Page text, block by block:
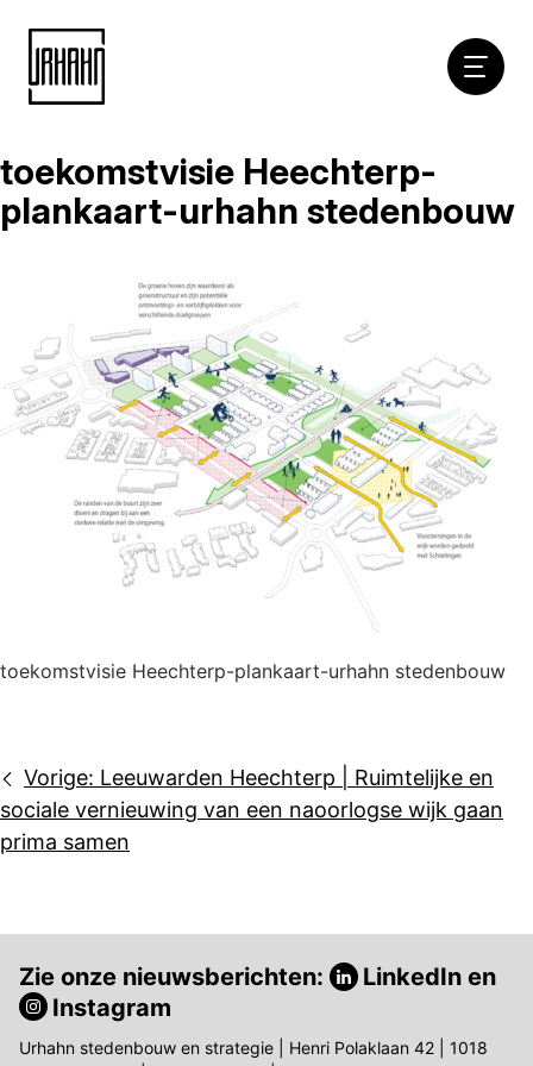
Naar
inhoud
toekomstvisie Heechterp-
plankaart-urhahn stedenbouw
toekomstvisie Heechterp-plankaart-urhahn stedenbouw
Bericht
navigatie
Vorige: Leeuwarden Heechterp | Ruimtelijke en
sociale vernieuwing van een naoorlogse wijk gaan
prima samen
Zie onze nieuwsberichten: LinkedIn en
Instagram
Urhahn stedenbouw en strategie | Henri Polaklaan 42 | 1018